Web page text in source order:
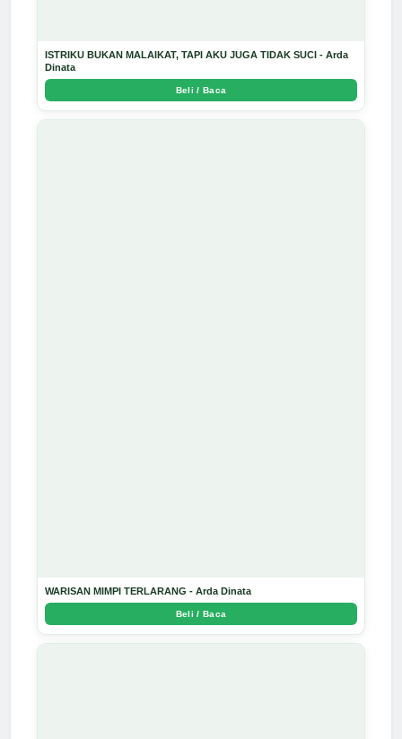
ISTRIKU BUKAN MALAIKAT, TAPI AKU JUGA TIDAK SUCI - Arda
Dinata
Beli / Baca
WARISAN MIMPI TERLARANG - Arda Dinata
Beli / Baca